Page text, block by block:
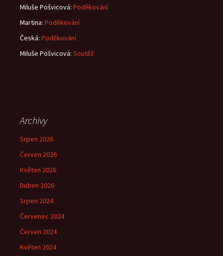
Miluše Pošvicová: Poděkování
Martina: Poděkování
Česká: Poděkování
Miluše Pošvicová: Soutěž
Archivy
Srpen 2026
Červen 2026
Květen 2026
Duben 2026
Srpen 2024
Červenec 2024
Červen 2024
Květen 2024